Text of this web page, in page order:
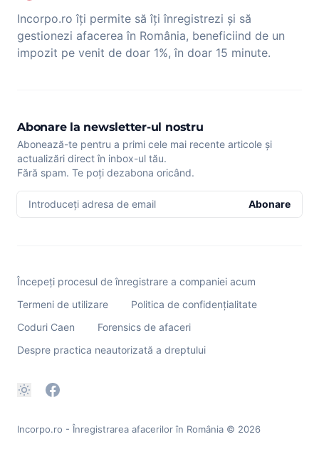
Incorpo.ro îți permite să îți înregistrezi și să
gestionezi afacerea în România, beneficiind de un
impozit pe venit de doar 1%, în doar 15 minute.
Abonare la newsletter-ul nostru
Abonează-te pentru a primi cele mai recente articole și
actualizări direct în inbox-ul tău.
Fără spam. Te poți dezabona oricând.
Introduceți adresa de email Abonare
Începeți procesul de înregistrare a companiei acum
Termeni de utilizare
Politica de confidențialitate
Coduri Caen
Forensics de afaceri
Despre practica neautorizată a dreptului
Incorpo.ro - Înregistrarea afacerilor în România © 2026